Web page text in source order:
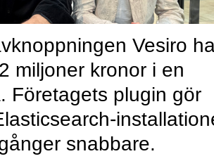
Vesiro
miljoner kronor i en
Företagets plugin gör
snabbare.